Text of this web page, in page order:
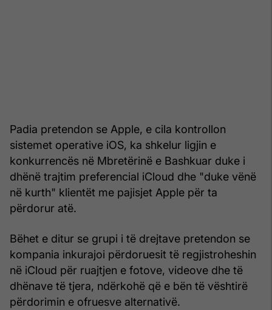
Padia pretendon se Apple, e cila kontrollon
sistemet operative iOS, ka shkelur ligjin e
konkurrencës në Mbretërinë e Bashkuar duke i
dhënë trajtim preferencial iCloud dhe "duke vënë
në kurth" klientët me pajisjet Apple për ta
përdorur atë.
Bëhet e ditur se grupi i të drejtave pretendon se
kompania inkurajoi përdoruesit të regjistroheshin
në iCloud për ruajtjen e fotove, videove dhe të
dhënave të tjera, ndërkohë që e bën të vështirë
përdorimin e ofruesve alternativë.